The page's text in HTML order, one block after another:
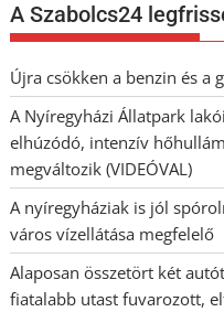
A Szabolcs24
Újra csökken a benzin és a
A Nyíregyházi Állatpark
elhúzódó, intenzív
megváltozik (VIDEÓVAL)
A nyíregyháziak is jól
város vízellátása megfelelő
Alaposan összetört két
fiatalabb utast fuvarozott,